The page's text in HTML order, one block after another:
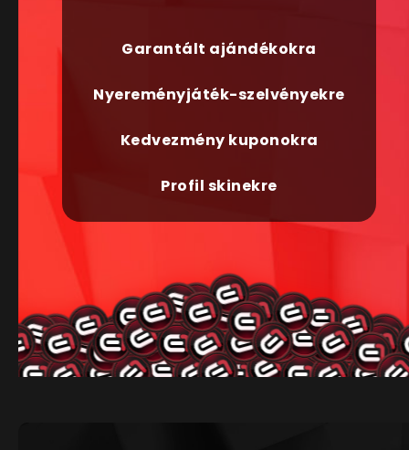
Garantált ajándékokra
Nyereményjáték-szelvényekre
Kedvezmény kuponokra
Profil skinekre